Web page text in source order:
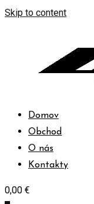
Skip to content
Domov
Obchod
O nás
Kontakty
0,00 €